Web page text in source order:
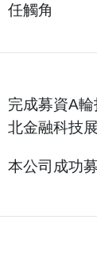
任觸角
完成募資A
北金融科技
本公司成功